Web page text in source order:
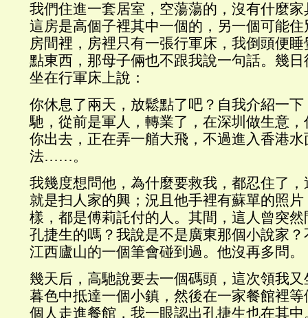
我們住進一套居室，空蕩蕩的，沒有什麼
這房是高個子裡其中一個的，另一個可能
房間裡，房裡只有一張行軍床，我倒頭便
點東西，那母子倆也不跟我說一句話。幾
坐在行軍床上說：
你休息了兩天，放鬆點了吧？自我介紹一
馳，從前是軍人，轉業了，在深圳做生意
你出去，正在弄一艏大飛，不過進入香港
法……。
我幾度想問他，為什麼要救我，都忍住了
就是扫人家的興；況且他手裡有蘇單的照
樣，都是傅莉託付的人。其間，這人曾突
孔捷生的嗎？我說是不是廣東那個小說家
江西廬山的一個筆會碰到過。他沒再多問。
幾天后，高馳說要去一個碼頭，這次領我
暮色中抵達一個小鎮，然後在一家餐館裡
個人走進餐館，我一眼認出孔捷生也在其